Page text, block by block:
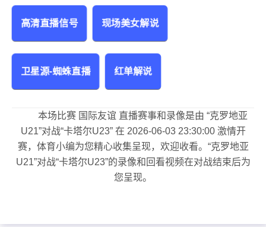
克罗地亚U21vs卡塔尔U23 国际友谊
高清直播信号 现场美女解说
卫星源-蜘蛛直播 红单解说
本场比赛 国际友谊 直播赛事和录像是由 “克罗地亚
U21”对战“卡塔尔U23” 在 2026-06-03 23:30:00 激情开
赛，体育小编为您精心收集呈现，欢迎收看。“克罗地亚
U21”对战“卡塔尔U23”的录像和回看视频在对战结束后为
您呈现。